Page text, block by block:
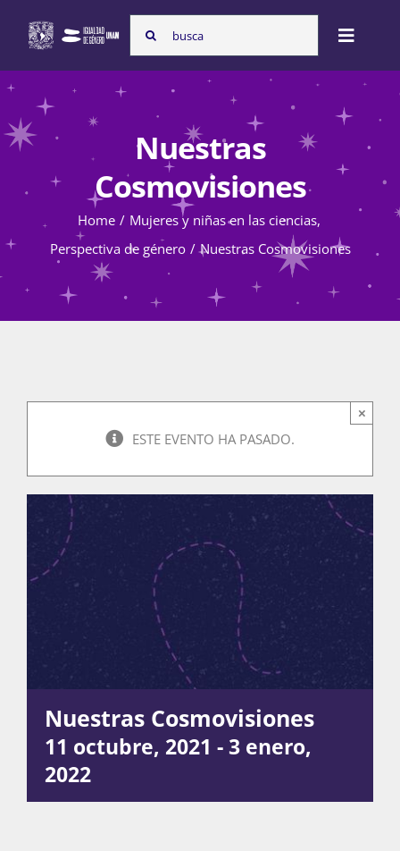
content
Search
for:
Toggle
Nosotras
Programas
Atención de la violencia de género
La Boletina
Recursos
Súmate
Nuestras
Cosmovisiones
Home
Mujeres y niñas en las ciencias
Perspectiva de género
Nuestras Cosmovisiones
ESTE EVENTO HA PASADO.
×
Nuestras Cosmovisiones
11 octubre, 2021 -3 enero,
2022